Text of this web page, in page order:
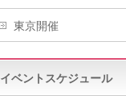
東京開催
イベントスケジュール